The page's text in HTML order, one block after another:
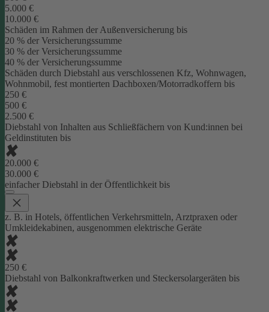
5.000 €
10.000 €
Schäden im Rahmen der Außenversicherung bis
20 % der Versicherungssumme
30 % der Versicherungssumme
40 % der Versicherungssumme
Schäden durch Diebstahl aus verschlossenen Kfz, Wohnwagen,
Wohnmobil, fest montierten Dachboxen/Motorradkoffern bis
250 €
500 €
2.500 €
Diebstahl von Inhalten aus Schließfächern von Kund:innen bei
Geldinstituten bis
20.000 €
30.000 €
einfacher Diebstahl in der Öffentlichkeit bis
z. B. in Hotels, öffentlichen Verkehrsmitteln, Arztpraxen oder
Umkleidekabinen, ausgenommen elektrische Geräte
250 €
Diebstahl von Balkonkraftwerken und Steckersolargeräten bis